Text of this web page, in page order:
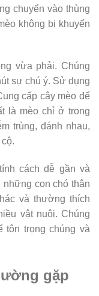
chuyển vào thùng
không bị khuyến
vừa phải. Chúng
sự chú ý. Sử dụng
cấp cây mèo để
là mèo chỉ ở trong
trùng, đánh nhau,
cách dễ gần và
con chó thân
và thường thích
vật nuôi. Chúng
tôn trọng chúng và
gặp